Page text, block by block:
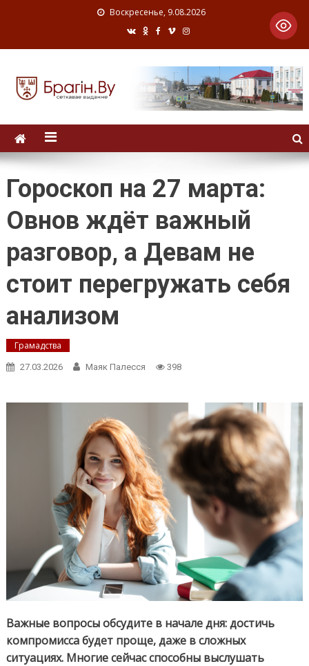
Воскресенье, 9.08.2026
Гороскоп на 27 марта:
Овнов ждёт важный
разговор, а Девам не
стоит перегружать себя
анализом
Грамадства
27.03.2026 Маяк Палесся 398
Важные вопросы обсудите в начале дня: достичь
компромисса будет проще, даже в сложных
ситуациях. Многие сейчас способны выслушать